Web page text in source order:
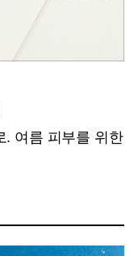
. 여름 피부를 위한